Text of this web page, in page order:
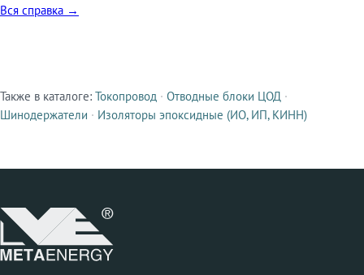
Вся справка →
Смежные продукты
Также в каталоге: Токопровод · Отводные блоки ЦОД ·
Шинодержатели · Изоляторы эпоксидные (ИО, ИП, КИНН)